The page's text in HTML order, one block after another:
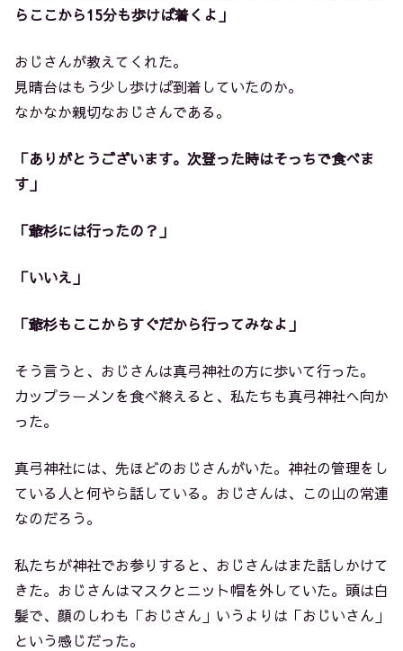
らここから15分も歩けば着くよ」
おじさんが教えてくれた。
見晴台はもう少し歩けば到着していたのか。
なかなか親切なおじさんである。
「ありがとうございます。次登った時はそっちで食べま
す」
「爺杉には行ったの？」
「いいえ」
「爺杉もここからすぐだから行ってみなよ」
そう言うと、おじさんは真弓神社の方に歩いて行った。
カップラーメンを食べ終えると、私たちも真弓神社へ向か
った。
真弓神社には、先ほどのおじさんがいた。神社の管理をし
ている人と何やら話している。おじさんは、この山の常連
なのだろう。
私たちが神社でお参りすると、おじさんはまた話しかけて
きた。おじさんはマスクとニット帽を外していた。頭は白
髪で、顔のしわも「おじさん」いうよりは「おじいさん」
という感じだった。